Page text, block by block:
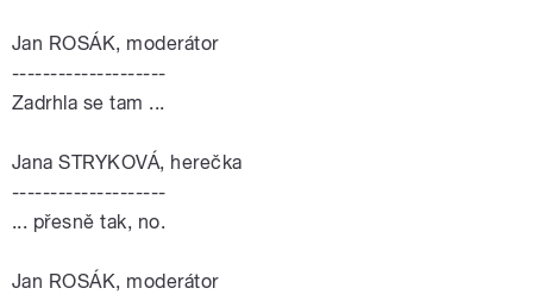
Jan ROSÁK, moderátor
--------------------
Zadrhla se tam ...
Jana STRYKOVÁ, herečka
--------------------
... přesně tak, no.
Jan ROSÁK, moderátor